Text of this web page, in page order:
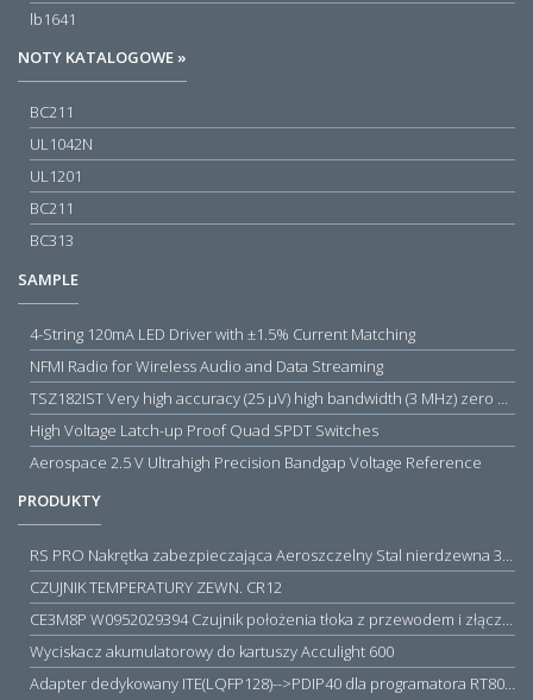
lb1641
NOTY KATALOGOWE »
BC211
UL1042N
UL1201
BC211
BC313
SAMPLE
4-String 120mA LED Driver with ±1.5% Current Matching
NFMI Radio for Wireless Audio and Data Streaming
TSZ182IST Very high accuracy (25 µV) high bandwidth (3 MHz) zero drift 5 V operational amplifiers
High Voltage Latch-up Proof Quad SPDT Switches
Aerospace 2.5 V Ultrahigh Precision Bandgap Voltage Reference
PRODUKTY
RS PRO Nakrętka zabezpieczająca Aeroszczelny Stal nierdzewna 316 Zwykłe
CZUJNIK TEMPERATURY ZEWN. CR12
CE3M8P W0952029394 Czujnik położenia tłoka z przewodem i złączem M8, PNP NO, 10...30VDC, 100mA, METALWORK, METAL WORK jak MZT1-0
Wyciskacz akumulatorowy do kartuszy Acculight 600
Adapter dedykowany ITE(LQFP128)-->PDIP40 dla programatora RT809H/RT809F (simple)